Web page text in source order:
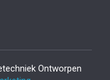
Ontworpen